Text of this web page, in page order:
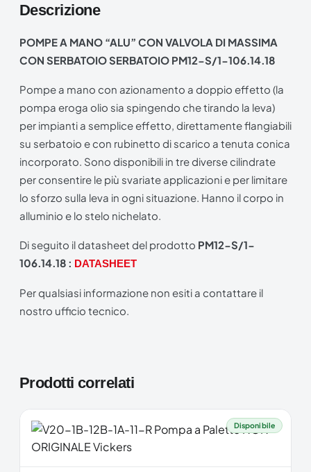
Descrizione
POMPE A MANO “ALU” CON VALVOLA DI MASSIMA
CON SERBATOIO SERBATOIO PM12-S/1-106.14.18
Pompe a mano con azionamento a doppio effetto (la
pompa eroga olio sia spingendo che tirando la leva)
per impianti a semplice effetto, direttamente flangiabili
su serbatoio e con rubinetto di scarico a tenuta conica
incorporato. Sono disponibili in tre diverse cilindrate
per consentire le più svariate applicazioni e per limitare
lo sforzo sulla leva in ogni situazione. Hanno il corpo in
alluminio e lo stelo nichelato.
Di seguito il datasheet del prodotto PM12-S/1-
106.14.18 : DATASHEET
Per qualsiasi informazione non esiti a contattare il
nostro ufficio tecnico.
Prodotti correlati
Disponibile